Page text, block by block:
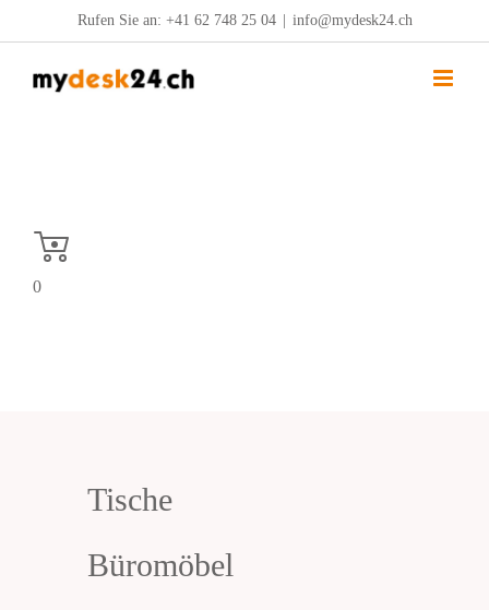
Inhalt
springen
Rufen Sie an: +41 62 748 25 04 info@mydesk24.ch
0
Tische
Büromöbel